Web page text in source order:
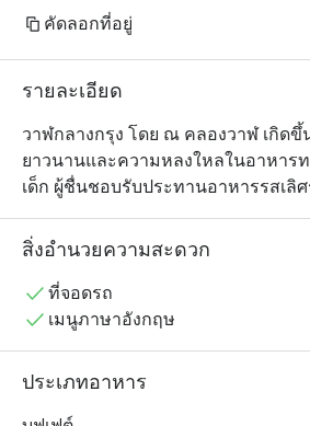
คัดลอกที่อยู่
รายละเอียด
วาฬกลางกรุง โดย ณ คลองวาฬ เกิด
ยาวนานและความหลงใหลในอาหาร
เด็ก ผู้ชื่นชอบรับประทานอาหารรสเลิ
บันดาลใจ และประสบการณ์ที่สะสมม
ถูกสร้างขึ้น เพื่อมอบความสุขผ่านรสช
รสชาติ อาหารไทยที่คุ้นเคย ทุกเมนูถูก
และคัดสรรวัตถุดิบคุณภาพอย่างพิธีพิถัน
และช่วงเวลาที่มีคุณค่า เราหวังว่า "วา
สิ่งอำนวยความสะดวก
ที่จอดรถ
เมนูภาษาอังกฤษ
ประเภทอาหาร